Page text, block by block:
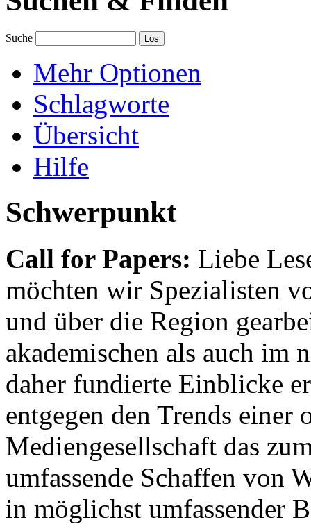
Suche
Mehr Optionen
Schlagworte
Übersicht
Hilfe
Schwerpunkt
Call for Papers: Liebe
möchten wir Spezialisten
und über die Region
akademischen als auch im
daher fundierte Einblicke
entgegen den Trends einer
Mediengesellschaft das
umfassende Schaffen von
in möglichst umfassender